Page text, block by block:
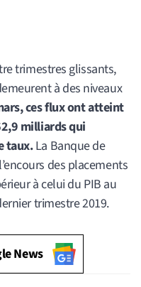
trimestres glissants,
à des niveaux
ces flux ont atteint
milliards qui
taux.La Banque de
des placements
à celui du PIB au
trimestre 2019.
News